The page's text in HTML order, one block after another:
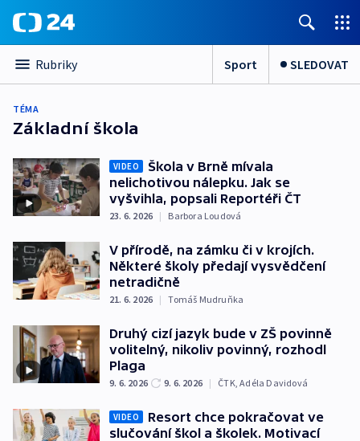
Rubriky Sport SLEDOVAT
TÉMA
Základní škola
VIDEO
Škola v Brně mívala
nelichotivou nálepku. Jak se
vyšvihla, popsali Reportéři ČT
23. 6. 2026 | Barbora Loudová
V přírodě, na zámku či v krojích.
Některé školy předají vysvědčení
netradičně
21. 6. 2026 | Tomáš Mudruňka
Druhý cizí jazyk bude v ZŠ povinně
volitelný, nikoliv povinný, rozhodl
Plaga
9. 6. 2026 9. 6. 2026 | ČTK,Adéla Davidová
VIDEO
Resort chce pokračovat ve
slučování škol a školek. Motivací